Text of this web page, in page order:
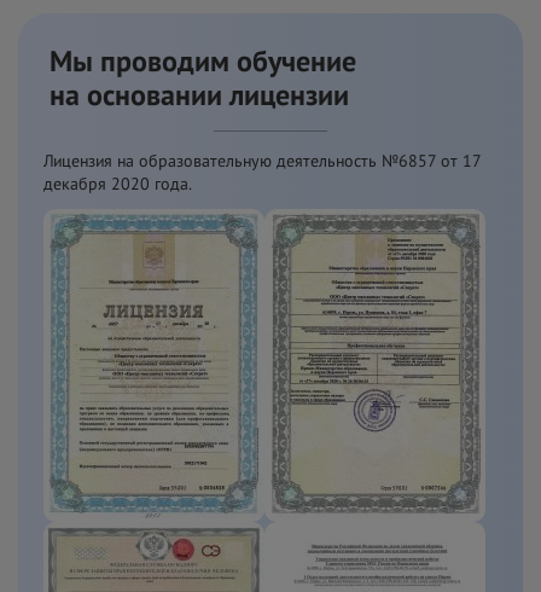
Мы проводим обучение
на основании лицензии
Лицензия на образовательную деятельность №6857 от 17
декабря 2020 года.